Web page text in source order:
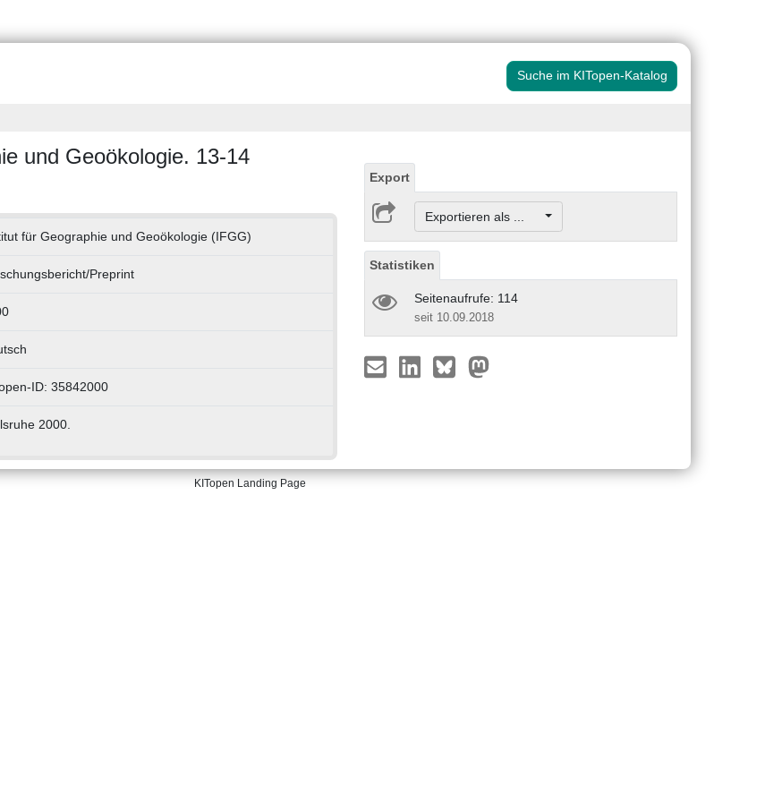
Suche im KITopen-Katalog
und Geoökologie. 13-14
für Geographie und Geoökologie (IFGG)
Preprint
ID: 35842000
2000.
Export
Exportieren als ...
Statistiken
Seitenaufrufe: 114
seit 10.09.2018
KITopen Landing Page